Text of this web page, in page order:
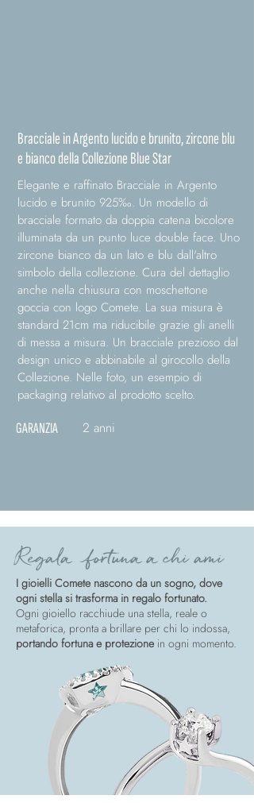
Bracciale in Argento lucido e brunito, zircone blu
e bianco della Collezione Blue Star
Elegante e raffinato Bracciale in Argento
lucido e brunito 925‰. Un modello di
bracciale formato da doppia catena bicolore
illuminata da un punto luce double face. Uno
zircone bianco da un lato e blu dall'altro
simbolo della collezione. Cura del dettaglio
anche nella chiusura con moschettone
goccia con logo Comete. La sua misura è
standard 21cm ma riducibile grazie gli anelli
di messa a misura. Un bracciale prezioso dal
design unico e abbinabile al girocollo della
Collezione. Nelle foto, un esempio di
packaging relativo al prodotto scelto.
GARANZIA 2 anni
Regala fortuna a chi ami
I gioielli Comete nascono da un sogno, dove
ogni stella si trasforma in regalo fortunato.
Ogni gioiello racchiude una stella, reale o
metaforica, pronta a brillare per chi lo indossa,
portando fortuna e protezione in ogni momento.